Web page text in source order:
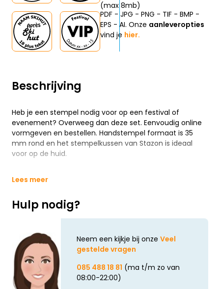
Beschrijving
Heb je een stempel nodig voor op een festival of
evenement? Overweeg dan deze set. Eenvoudig online
vormgeven en bestellen. Handstempel formaat is 35
mm rond en het stempelkussen van Stazon is ideaal
voor op de huid.
Lees meer
Hulp nodig?
Neem een kijkje bij onze Veel
gestelde vragen
085 488 18 81 (ma t/m zo van
08:00-22:00)
(max 8mb)
PDF - JPG - PNG - TIF - BMP -
EPS - AI. Onze aanleveropties
vind je hier.